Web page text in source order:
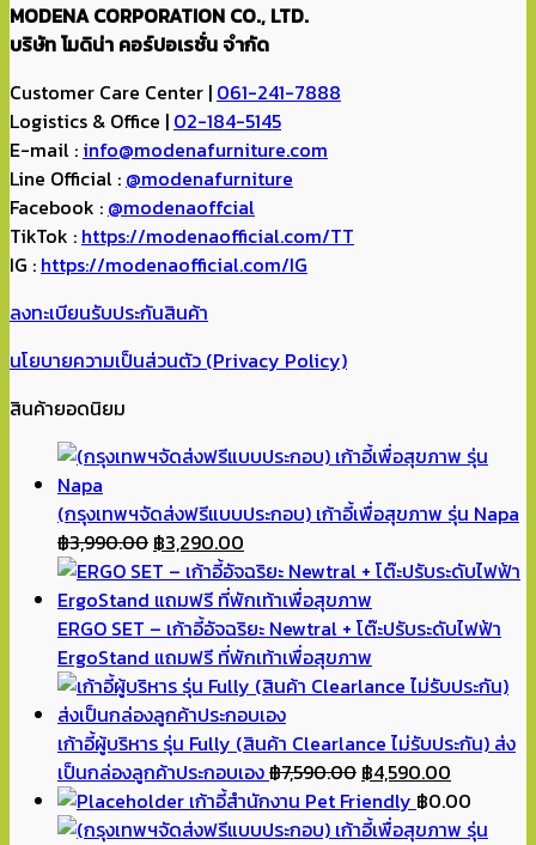
MODENA CORPORATION CO., LTD.
บริษัท โมดิน่า คอร์ปอเรชั่น จำกัด
Customer Care Center | 061-241-7888
Logistics & Office | 02-184-5145
E-mail : info@modenafurniture.com
Line Official : @modenafurniture
Facebook : @modenaoffcial
TikTok : https://modenaofficial.com/TT
IG : https://modenaofficial.com/IG
ลงทะเบียนรับประกันสินค้า
นโยบายความเป็นส่วนตัว (Privacy Policy)
สินค้ายอดนิยม
(กรุงเทพฯจัดส่งฟรีแบบประกอบ) เก้าอี้เพื่อสุขภาพ รุ่น Napa
฿3,990.00 Original
price
was:
฿3,990.00.
฿3,290.00
price
is:
฿3,290.00.
ERGO SET – เก้าอี้อัจฉริยะ Newtral + โต๊ะปรับระดับไฟฟ้า
ErgoStand แถมฟรี ที่พักเท้าเพื่อสุขภาพ
เก้าอี้ผู้บริหาร รุ่น Fully (สินค้า Clearlance ไม่รับประกัน) ส่ง
เป็นกล่องลูกค้าประกอบเอง฿7,590.00 Original
price
was:
฿4,590.00
price
is:
เก้าอี้สำนักงาน Pet Friendly ฿0.00